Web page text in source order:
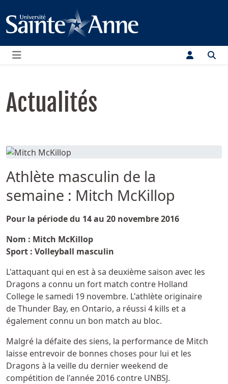
Menu
Actualités
Athlète masculin de la
semaine : Mitch McKillop
Détails
Pour la période du 14 au 20 novembre 2016
Nom : Mitch McKillop
Sport : Volleyball masculin
L'attaquant qui en est à sa deuxième saison avec les
Dragons a connu un fort match contre Holland
College le samedi 19 novembre. L'athlète originaire
de Thunder Bay, en Ontario, a réussi 4 kills et a
également connu un bon match au bloc.
Malgré la défaite des siens, la performance de Mitch
laisse entrevoir de bonnes choses pour lui et les
Dragons à la veille du dernier weekend de
compétition de l'année 2016 contre UNBSJ.